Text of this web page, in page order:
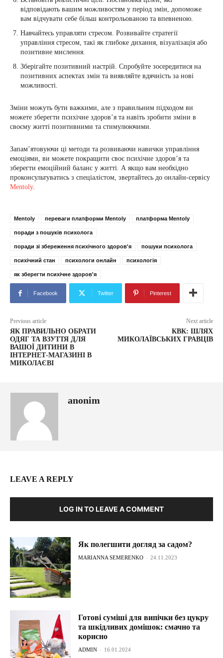
відповідають вашим можливостям у період змін, допоможе
вам відчувати себе більш контрольованою та впевненою.
Навчайтесь управляти стресом. Розвивайте стратегії
управління стресом, такі як глибоке дихання, візуалізація або
позитивне мислення.
Зберігайте позитивний настрій. Спробуйте зосередитися на
позитивних аспектах змін та виявляйте вдячність за нові
можливості.
Зміни можуть бути важкими, але з правильним підходом ви
можете зберегти психічне здоров’я та навіть зробити зміни в
своєму житті позитивними та стимулюючими.
Запам’ятовуючи ці методи та розвиваючи навички управління
емоціями, ви можете покращити своє психічне здоров’я та
зберегти емоційний баланс у житті. А якщо вам необхідно
проконсультуватись з спеціалістом, звертайтесь до онлайн-сервісу
Mentoly.
Mentoly переваги платформи Mentoly платформа Mentoly
поради з пошуків психолога
поради зі збереження психічного здоров'я пошуки психолога
психічний стан психологи онлайн психологія
як зберегти психічне здоров'я
Facebook Twitter Pinterest
Previous article
ЯК ПРАВИЛЬНО ОБРАТИ
ОДЯГ ТА ВЗУТТЯ ДЛЯ
ВАШОЇ ДИТИНИ В
ІНТЕРНЕТ-МАГАЗИНІ В
МИКОЛАЄВІ
Next article
КВК: ШЛЯХ
МИКОЛАЇВСЬКИХ ГРАВЦІВ
anonim
LEAVE A REPLY
LOG IN TO LEAVE A COMMENT
Як полегшити догляд за садом?
MARIANNA SEMERENKO - 24.11.2023
Готові суміші для випічки без цукру
та шкідливих домішок: смачно та
корисно
ADMIN - 16.01.2024